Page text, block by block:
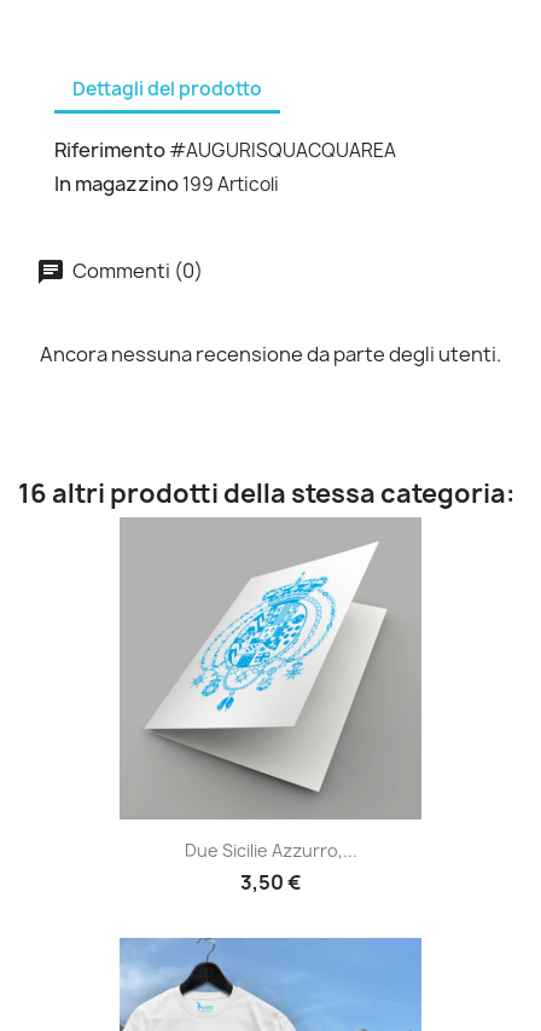
Dettagli del prodotto
Riferimento#AUGURISQUACQUAREA
In magazzino199 Articoli
Commenti (0)
Ancora nessuna recensione da parte degli utenti.
16 altri prodotti della stessa categoria:
Due Sicilie Azzurro,...
3,50 €